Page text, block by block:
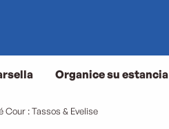
Organice su estancia
Cour : Tassos & Evelise